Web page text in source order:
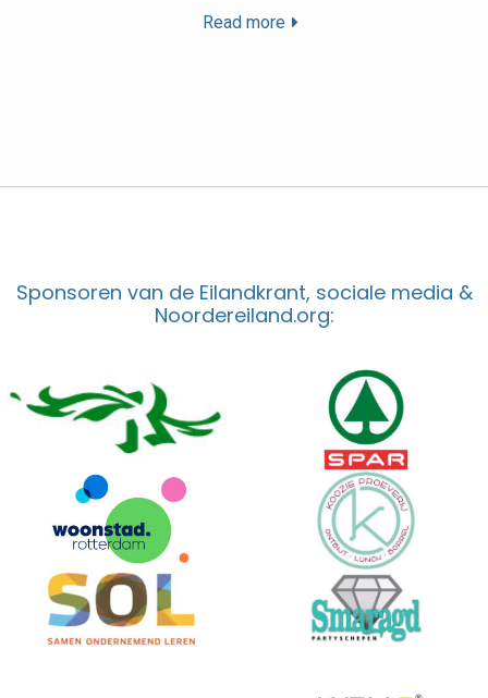
Read more
Sponsoren van de Eilandkrant, sociale media &
Noordereiland.org: